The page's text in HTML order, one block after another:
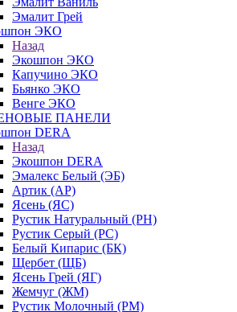
Эмалит Грей
ЭКО
Назад
Экошпон ЭКО
Капучино ЭКО
Бьянко ЭКО
Венге ЭКО
ПАНЕЛИ
DERA
Назад
Экошпон DERA
Эмалекс Белый (ЭБ)
Артик (АР)
Ясень (ЯС)
Рустик Натуральный (РН)
Рустик Серый (РС)
Белый Кипарис (БК)
Щербет (ЩБ)
Ясень Грей (ЯГ)
Жемчуг (ЖМ)
Рустик Молочный (РМ)